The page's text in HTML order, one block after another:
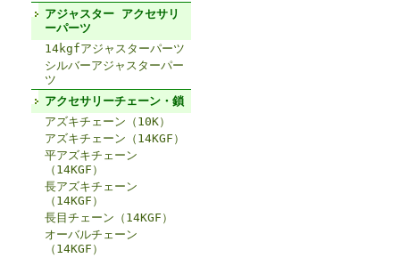
アジャスター アクセサリ
ーパーツ
14kgfアジャスターパーツ
シルバーアジャスターパー
ツ
アクセサリーチェーン・鎖
アズキチェーン（10K）
アズキチェーン（14KGF）
平アズキチェーン
（14KGF）
長アズキチェーン
（14KGF）
長目チェーン（14KGF）
オーバルチェーン
（14KGF）